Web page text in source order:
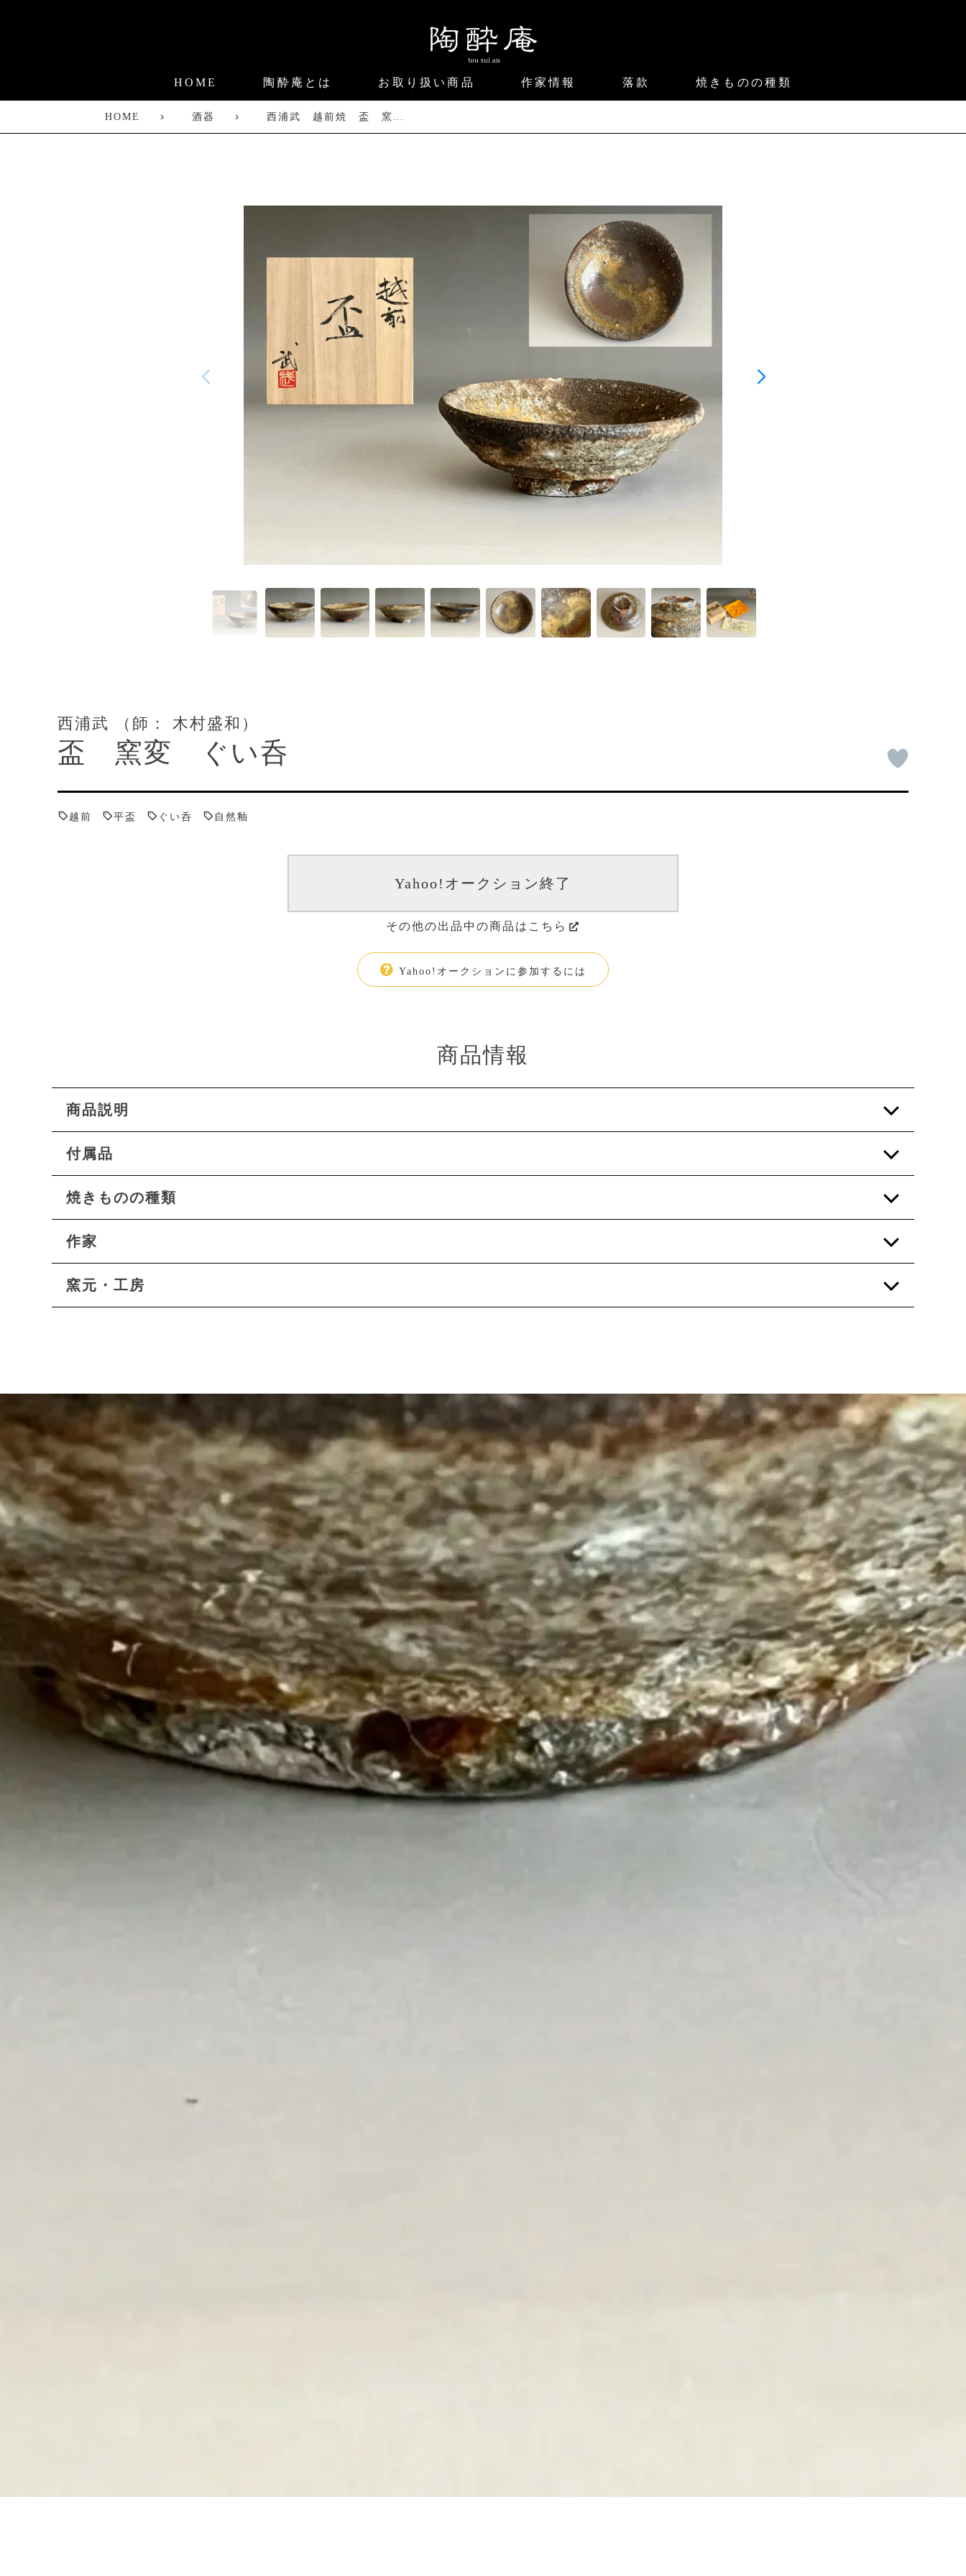
HOME 陶酔庵とは お取り扱い商品 作家情報 落款 焼きものの種類
HOME 酒器 西浦武 越前焼 盃 窯変 ぐい呑 酒盃 酒器
西浦武 （師： 木村盛和）
盃 窯変 ぐい呑
越前 平盃 ぐい呑 自然釉
Yahoo!オークション終了
その他の出品中の商品はこちら
Yahoo!オークションに参加するには
商品情報
商品説明
付属品
焼きものの種類
作家
窯元・工房